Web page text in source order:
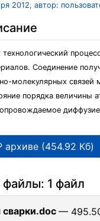
2012, автор:
Соединение
молекулярных
порядка
архиве (454.92 Кб)
1 файл
сварки.doc —